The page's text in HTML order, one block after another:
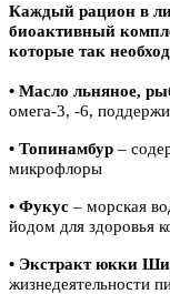
Каждый рацион в
биоактивный
которые так
• Масло льняное,
омега-3, -6,
• Топинамбур –
микрофлоры
• Фукус – морская
йодом для здоровья
• Экстракт юкки
жизнедеятельности